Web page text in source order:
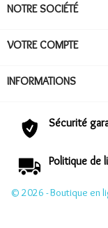
NOTRE SOCIÉTÉ
VOTRE COMPTE
INFORMATIONS
Sécurité
Politique de
© 2026 - Boutique en